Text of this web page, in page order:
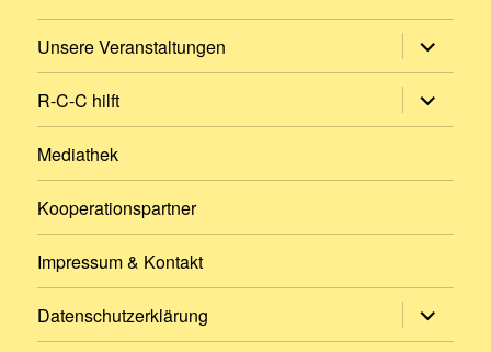
Unsere Veranstaltungen
öffnen
R-C-C hilft
öffnen
Mediathek
Kooperationspartner
Impressum & Kontakt
Datenschutzerklärung öffnen